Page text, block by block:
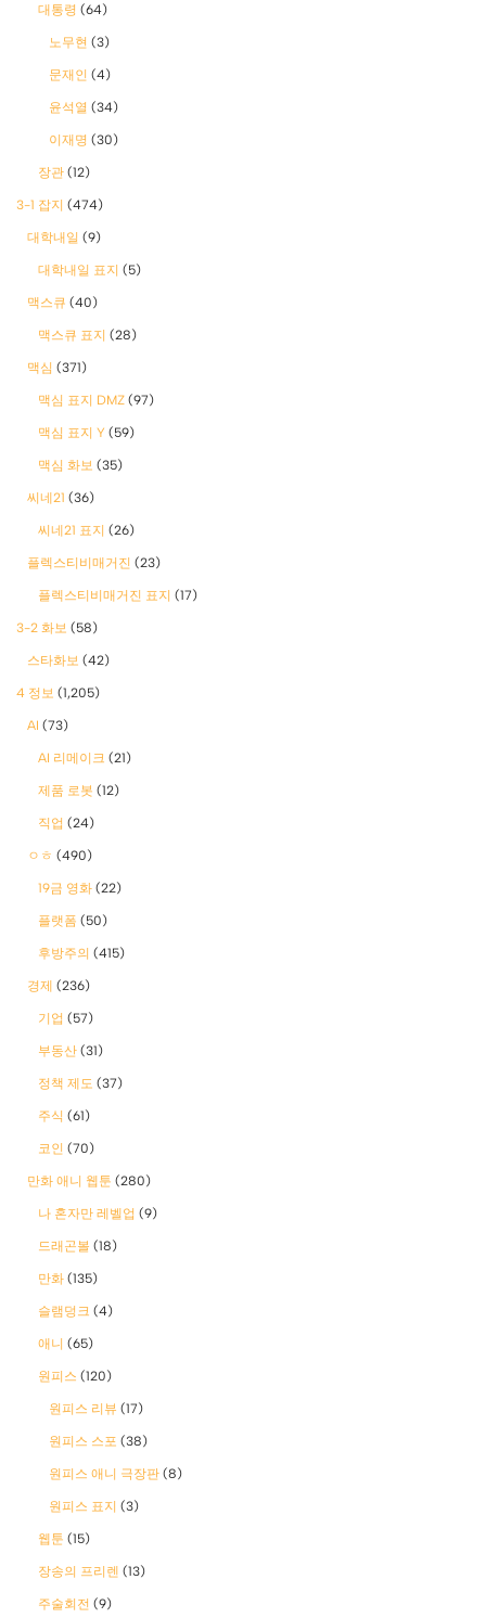
대통령 (64)
노무현 (3)
문재인 (4)
윤석열 (34)
이재명 (30)
장관 (12)
3-1 잡지 (474)
대학내일 (9)
대학내일 표지 (5)
맥스큐 (40)
맥스큐 표지 (28)
맥심 (371)
맥심 표지 DMZ (97)
맥심 표지 Y (59)
맥심 화보 (35)
씨네21 (36)
씨네21 표지 (26)
플렉스티비매거진 (23)
플렉스티비매거진 표지 (17)
3-2 화보 (58)
스타화보 (42)
4 정보 (1,205)
AI (73)
AI 리메이크 (21)
제품 로봇 (12)
직업 (24)
ㅇㅎ (490)
19금 영화 (22)
플랫폼 (50)
후방주의 (415)
경제 (236)
기업 (57)
부동산 (31)
정책 제도 (37)
주식 (61)
코인 (70)
만화 애니 웹툰 (280)
나 혼자만 레벨업 (9)
드래곤볼 (18)
만화 (135)
슬램덩크 (4)
애니 (65)
원피스 (120)
원피스 리뷰 (17)
원피스 스포 (38)
원피스 애니 극장판 (8)
원피스 표지 (3)
웹툰 (15)
장송의 프리렌 (13)
주술회전 (9)